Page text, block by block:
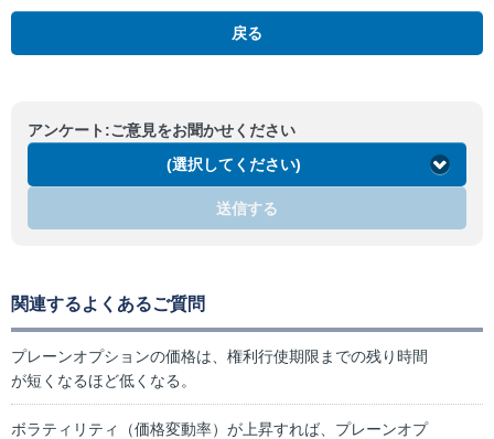
戻る
アンケート:ご意見をお聞かせください
(選択してください)
送信する
関連するよくあるご質問
プレーンオプションの価格は、権利行使期限までの残り時間
が短くなるほど低くなる。
ボラティリティ（価格変動率）が上昇すれば、プレーンオプ